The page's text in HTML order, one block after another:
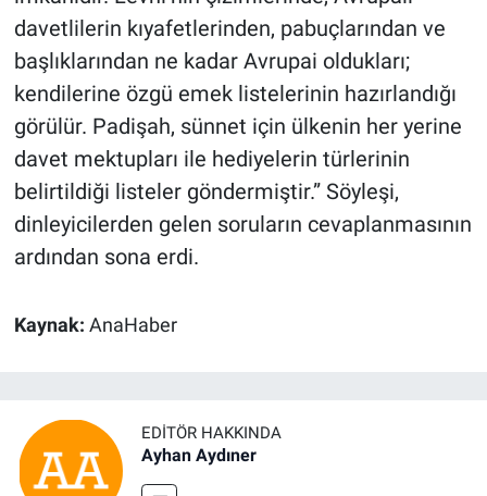
davetlilerin kıyafetlerinden, pabuçlarından ve
başlıklarından ne kadar Avrupai oldukları;
kendilerine özgü emek listelerinin hazırlandığı
görülür. Padişah, sünnet için ülkenin her yerine
davet mektupları ile hediyelerin türlerinin
belirtildiği listeler göndermiştir.” Söyleşi,
dinleyicilerden gelen soruların cevaplanmasının
ardından sona erdi.
Kaynak: AnaHaber
EDITÖR HAKKINDA
Ayhan Aydıner